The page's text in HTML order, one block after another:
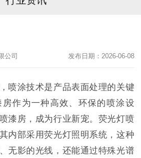
公司 发布日期：2026-06-08
喷涂技术是产品表面处理的关键
作为一种高效、环保的喷涂设
漆房，成为行业新宠。荧光灯喷
内部采用荧光灯照明系统，这种
无影的光线，还能通过特殊光谱